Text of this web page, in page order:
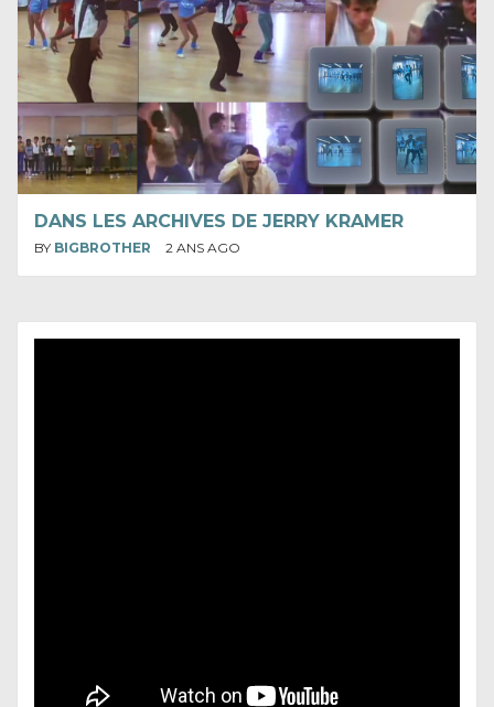
DANS LES ARCHIVES DE JERRY KRAMER
BY BIGBROTHER 2 ANS AGO